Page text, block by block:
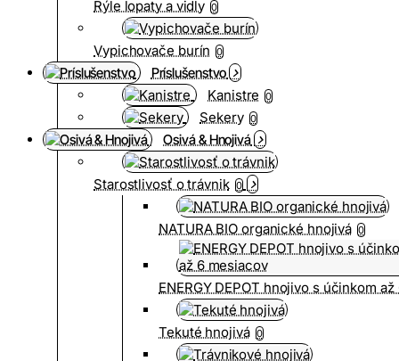
Rýle lopaty a vidly 0
Vypichovače burín 0
Príslušenstvo
Kanistre 0
Sekery 0
Osivá & Hnojivá
Starostlivosť o trávnik 0
NATURA BIO organické hnojivá 0
ENERGY DEPOT hnojivo s účinkom
Tekuté hnojivá 0